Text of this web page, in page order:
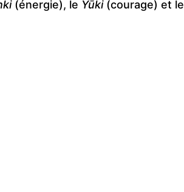
(énergie), le Yūki(courage) et le